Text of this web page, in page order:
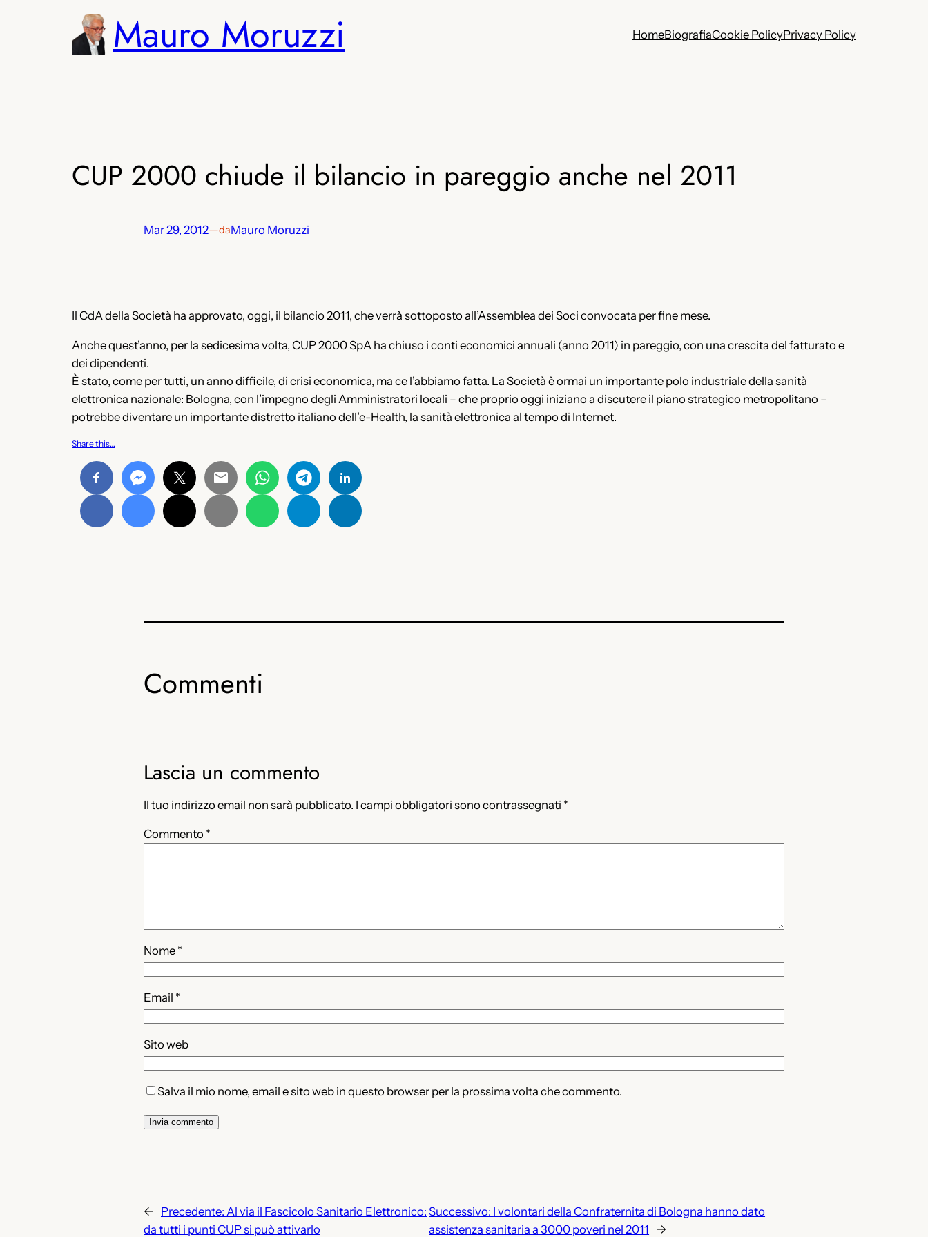
Mauro Moruzzi HomeBiografiaCookie PolicyPrivacy Policy
CUP 2000 chiude il bilancio in pareggio anche nel 2011
Mar 29, 2012—daMauro Moruzzi
Il CdA della Società ha approvato, oggi, il bilancio 2011, che verrà sottoposto all’Assemblea dei Soci convocata per fine mese.
Anche quest’anno, per la sedicesima volta, CUP 2000 SpA ha chiuso i conti economici annuali (anno 2011) in pareggio, con una crescita del fatturato e
dei dipendenti.
È stato, come per tutti, un anno difficile, di crisi economica, ma ce l’abbiamo fatta. La Società è ormai un importante polo industriale della sanità
elettronica nazionale: Bologna, con l’impegno degli Amministratori locali – che proprio oggi iniziano a discutere il piano strategico metropolitano –
potrebbe diventare un importante distretto italiano dell’e-Health, la sanità elettronica al tempo di Internet.
Share this…
Commenti
Lascia un commento
Il tuo indirizzo email non sarà pubblicato. I campi obbligatori sono contrassegnati *
Commento *
Nome *
Email *
Sito web
Salva il mio nome, email e sito web in questo browser per la prossima volta che commento.
← Precedente: Al via il Fascicolo Sanitario Elettronico:
da tutti i punti CUP si può attivarlo
Successivo: I volontari della Confraternita di Bologna hanno dato
assistenza sanitaria a 3000 poveri nel 2011
→